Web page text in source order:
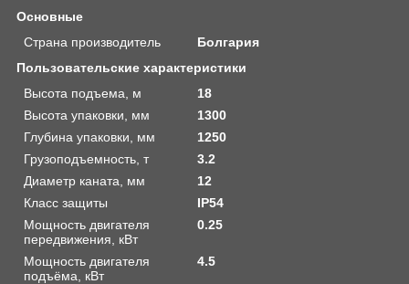
Основные
Страна производитель
Болгария
Пользовательские характеристики
Высота подъема, м
18
Высота упаковки, мм
1300
Глубина упаковки, мм
1250
Грузоподъемность, т
3.2
Диаметр каната, мм
12
Класс защиты
IP54
Мощность двигателя
передвижения, кВт
0.25
Мощность двигателя
подъёма, кВт
4.5